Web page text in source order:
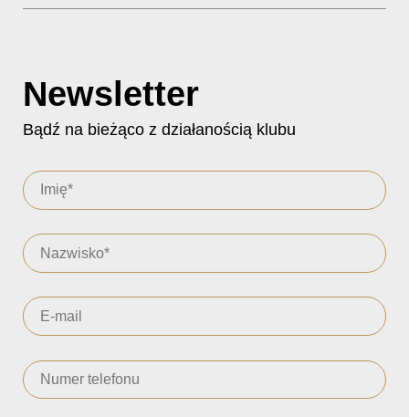
Newsletter
Bądź na bieżąco z działanością klubu